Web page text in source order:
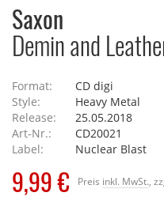
Saxon
Demin and
Format:
CD digi
Style:
Heavy Metal
Release:
25.05.2018
Art-Nr.:
CD20021
Label:
Nuclear Blast
Preis inkl. MwSt. ,
9,99 €